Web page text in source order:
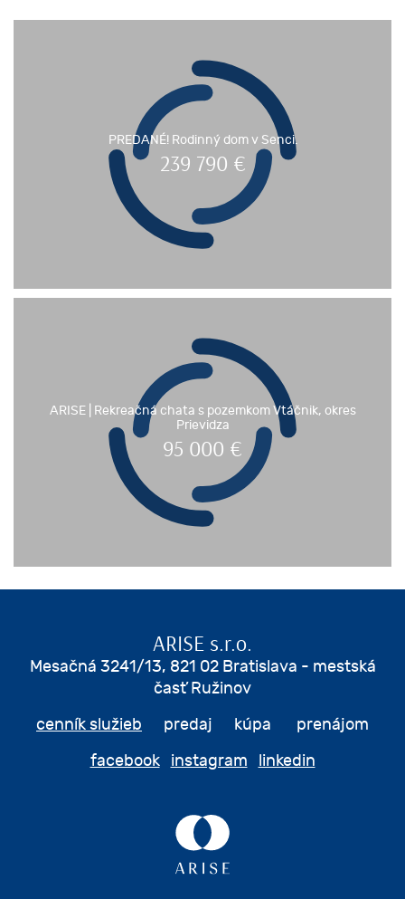
PREDANÉ! Rodinný dom v Senci.
239 790 €
ARISE | Rekreačná chata s pozemkom Vtáčnik, okres
Prievidza
95 000 €
ARISE s.r.o.
Mesačná 3241/13, 821 02 Bratislava - mestská
časť Ružinov
cenník služieb predaj kúpa prenájom
facebook
instagram linkedin